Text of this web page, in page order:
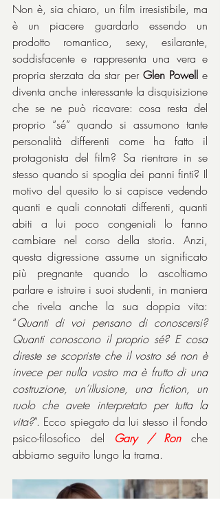
Non è, sia chiaro, un film irresistibile, ma
è un piacere guardarlo essendo un
prodotto romantico, sexy, esilarante,
soddisfacente e rappresenta una vera e
propria sterzata da star per Glen Powell e
diventa anche interessante la disquisizione
che se ne può ricavare: cosa resta del
proprio “sé” quando si assumono tante
personalità differenti come ha fatto il
protagonista del film? Sa rientrare in se
stesso quando si spoglia dei panni finti? Il
motivo del quesito lo si capisce vedendo
quanti e quali connotati differenti, quanti
abiti a lui poco congeniali lo fanno
cambiare nel corso della storia. Anzi,
questa digressione assume un significato
più pregnante quando lo ascoltiamo
parlare e istruire i suoi studenti, in maniera
che rivela anche la sua doppia vita:
“Quanti di voi pensano di conoscersi?
Quanti conoscono il proprio sé? E cosa
direste se scopriste che il vostro sé non è
invece per nulla vostro ma è frutto di una
costruzione, un’illusione, una fiction, un
ruolo che avete interpretato per tutta la
vita?”. Ecco spiegato da lui stesso il fondo
psico-filosofico del Gary / Ron che
abbiamo seguito lungo la trama.